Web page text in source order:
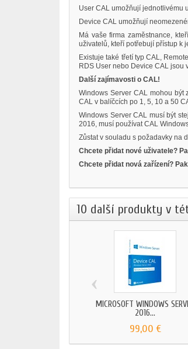
User CAL umožňují jednotlivému
Device CAL umožňují
Má vaše firma zaměstnance,
uživatelů, kteří potřebují přístup k
Existuje také třetí typ CAL,
RDS User nebo Device CAL
Další zajímavosti o CAL!
Windows Server CAL mohou být
CAL v balíčcích po 1, 5, 10 a 50
Windows Server CAL musí být
2016, musí používat CAL
Zůstat v souladu s požadavky na
Chcete přidat nové uživatele?
Chcete přidat nová zařízení?
10 další produkty v
MICROSOFT WINDOWS
2016...
99,00 €
‹